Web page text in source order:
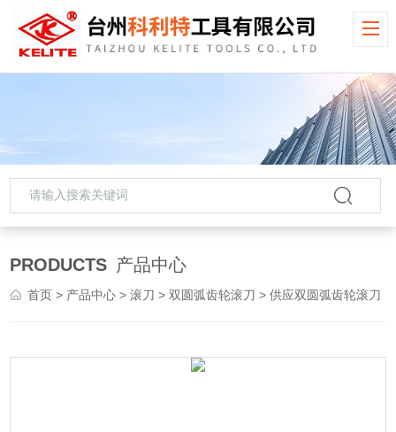
PRODUCTS 产品中心
首页 > 产品中心 >滚刀 >双圆弧齿轮滚刀 > 供应双圆弧齿轮滚刀